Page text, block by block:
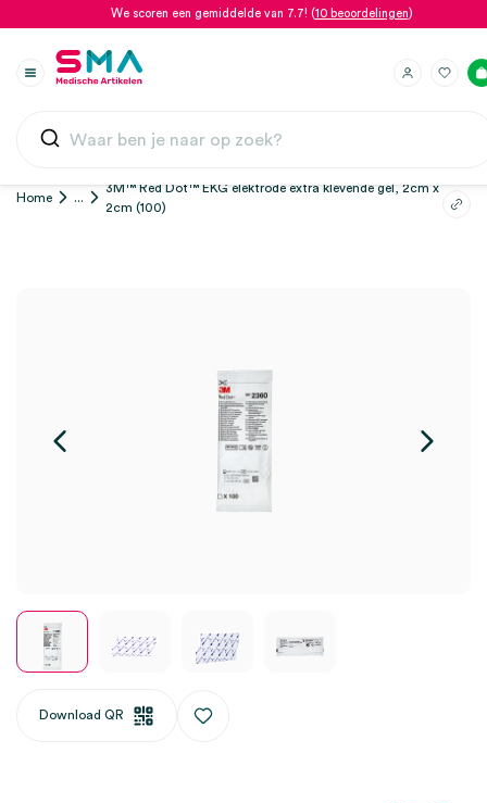
We scoren een gemiddelde van 7.7! (10 beoordelingen)
Home ...
3M™ Red Dot™ EKG elektrode extra klevende gel, 2cm x
2cm (100)
Download QR